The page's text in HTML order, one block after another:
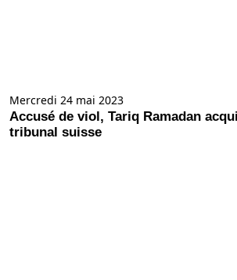
Mercredi 24 mai 2023
Accusé de viol, Tariq Ramadan
tribunal suisse